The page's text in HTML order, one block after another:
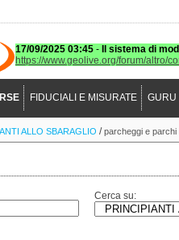
17/09/2025 03:45 -
Il sistema di
https://www.geolive.org/forum/altro/
FIDUCIALI E MISURATE GURU
ALLO SBARAGLIO /parcheggi e parchi
Cerca su: